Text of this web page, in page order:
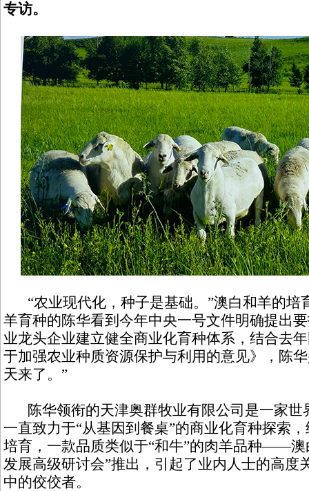
专访。
“农业现代化，种子是基础。”澳白和羊的培
羊育种的陈华看到今年中央一号文件明确提出
业龙头企业建立健全商业化育种体系，结合去
于加强农业种质资源保护与利用的意见》，陈
天来了。”
陈华领衔的天津奥群牧业有限公司是一家世
一直致力于“从基因到餐桌”的商业化育种探索
培育，一款品质类似于“和牛”的肉羊品种——澳
发展高级研讨会”推出，引起了业内人士的高度
中的佼佼者。